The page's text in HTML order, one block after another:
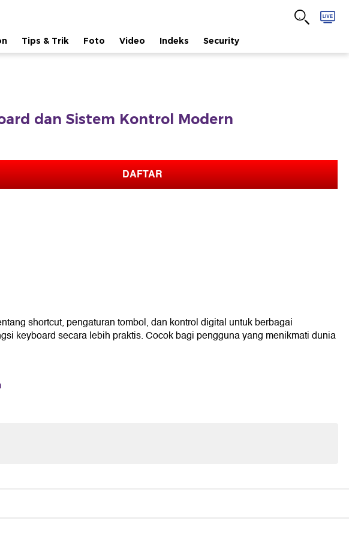
Tips & Trik Foto Video Indeks Security
dan Sistem Kontrol Modern
DAFTAR
shortcut, pengaturan tombol, dan kontrol digital untuk berbagai
keyboard secara lebih praktis. Cocok bagi pengguna yang menikmati dunia